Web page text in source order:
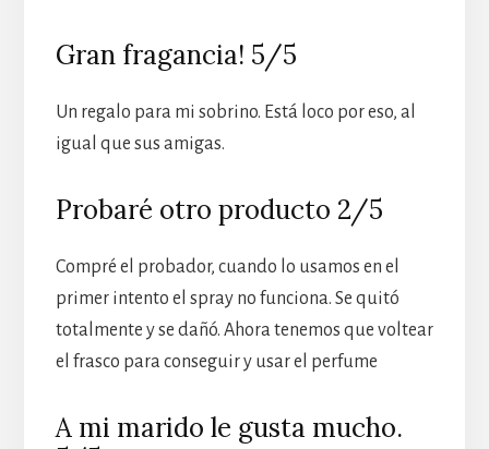
Gran fragancia! 5/5
Un regalo para mi sobrino. Está loco por eso, al
igual que sus amigas.
Probaré otro producto 2/5
Compré el probador, cuando lo usamos en el
primer intento el spray no funciona. Se quitó
totalmente y se dañó. Ahora tenemos que voltear
el frasco para conseguir y usar el perfume
A mi marido le gusta mucho.